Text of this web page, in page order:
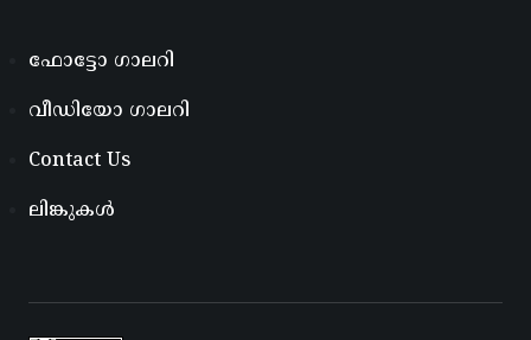
ഫോട്ടോ ഗാലറി
വീഡിയോ ഗാലറി
Contact Us
ലിങ്കുകൾ